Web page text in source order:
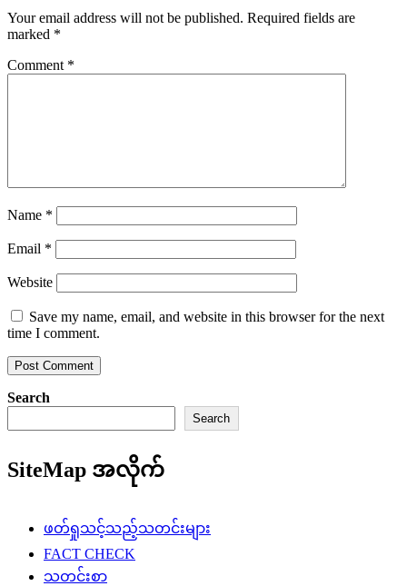
Your email address will not be published. Required fields are
marked *
Comment *
Name *
Email *
Website
Save my name, email, and website in this browser for the next
time I comment.
Search
Search
SiteMap အလိုက်
ဖတ်ရှုသင့်သည့်သတင်းများ
FACT CHECK
သတင်းစာ